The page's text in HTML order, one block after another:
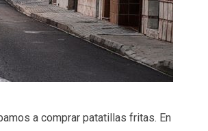
a comprar patatillas fritas. En